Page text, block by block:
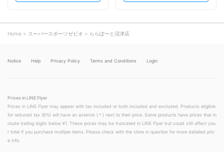
t
o
w
t
Home スーパースポーツゼビオ ららぽーと沼津店
Notice Help Privacy Policy Terms and Conditions Login
Prices in LINE Flyer
Prices in LINE Flyer may appear with tax included or both included and excluded. Products eligible
for reduced tax (8%) will have an asterisk (＊) next to their price. Some products have prices that in
clude trailing digits below ¥1. These prices may be truncated in LINE Flyer but could still affect you
r total if you purchase multiple items. Please check with the store in question for more detailed pric
e info.